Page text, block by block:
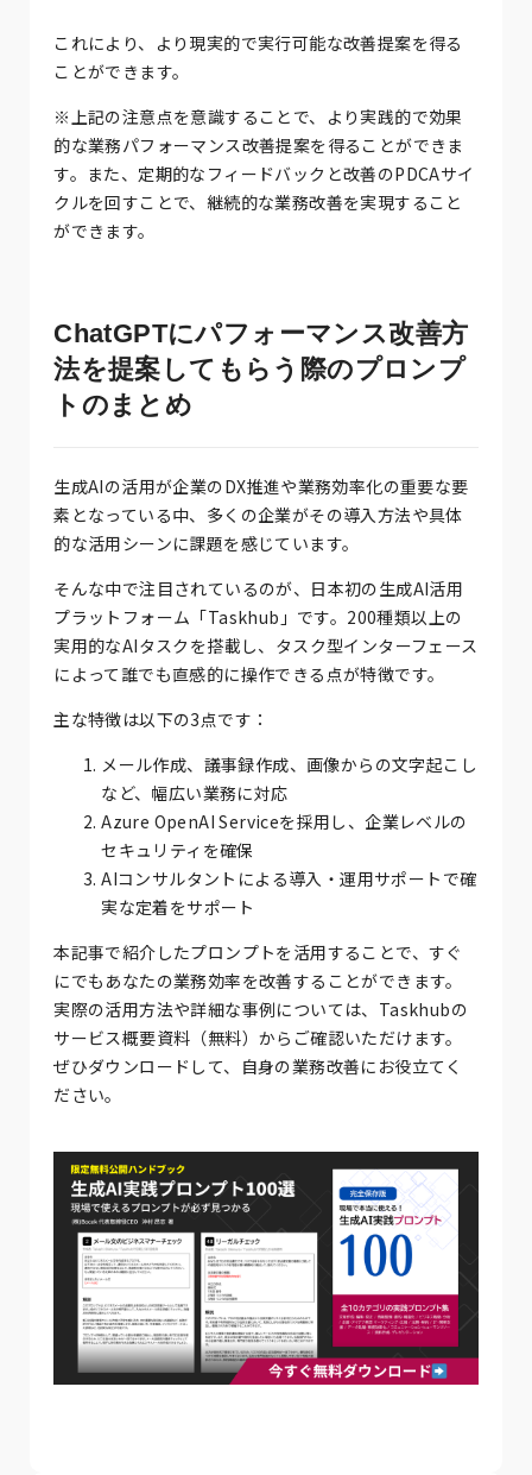
これにより、より現実的で実行可能な改善提案を得る
ことができます。
※上記の注意点を意識することで、より実践的で効果
的な業務パフォーマンス改善提案を得ることができま
す。また、定期的なフィードバックと改善のPDCAサイ
クルを回すことで、継続的な業務改善を実現すること
ができます。
ChatGPTにパフォーマンス改善方
法を提案してもらう際のプロンプ
トのまとめ
生成AIの活用が企業のDX推進や業務効率化の重要な要
素となっている中、多くの企業がその導入方法や具体
的な活用シーンに課題を感じています。
そんな中で注目されているのが、日本初の生成AI活用
プラットフォーム「Taskhub」です。200種類以上の
実用的なAIタスクを搭載し、タスク型インターフェース
によって誰でも直感的に操作できる点が特徴です。
主な特徴は以下の3点です：
メール作成、議事録作成、画像からの文字起こし
など、幅広い業務に対応
Azure OpenAI Serviceを採用し、企業レベルの
セキュリティを確保
AIコンサルタントによる導入・運用サポートで確
実な定着をサポート
本記事で紹介したプロンプトを活用することで、すぐ
にでもあなたの業務効率を改善することができます。
実際の活用方法や詳細な事例については、Taskhubの
サービス概要資料（無料）からご確認いただけます。
ぜひダウンロードして、自身の業務改善にお役立てく
ださい。